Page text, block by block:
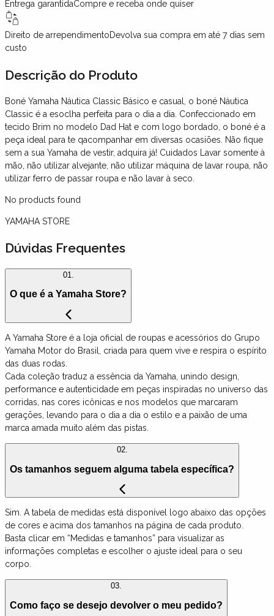
Entrega garantidaCompre e receba onde quiser
Direito de arrependimentoDevolva sua compra em até 7 dias sem
custo
Descrição do Produto
Boné Yamaha Náutica Classic Básico e casual, o boné Náutica
Classic é a esoclha perfeita para o dia a dia. Confeccionado em
tecido Brim no modelo Dad Hat e com logo bordado, o boné é a
peça ideal para te qacompanhar em diversas ocasiões. Não fique
sem a sua Yamaha de vestir, adquira já! Cuidados Lavar somente à
mão, não utilizar alvejante, não utilizar máquina de lavar roupa, não
utilizar ferro de passar roupa e não lavar à seco.
No products found
YAMAHA STORE
Dúvidas Frequentes
01.
O que é a Yamaha Store?
A Yamaha Store é a loja oficial de roupas e acessórios do Grupo
Yamaha Motor do Brasil, criada para quem vive e respira o espírito
das duas rodas.
Cada coleção traduz a essência da Yamaha, unindo design,
performance e autenticidade em peças inspiradas no universo das
corridas, nas cores icônicas e nos modelos que marcaram
gerações, levando para o dia a dia o estilo e a paixão de uma
marca amada muito além das pistas.
02.
Os tamanhos seguem alguma tabela específica?
Sim. A tabela de medidas está disponível logo abaixo das opções
de cores e acima dos tamanhos na página de cada produto.
Basta clicar em “Medidas e tamanhos” para visualizar as
informações completas e escolher o ajuste ideal para o seu
corpo.
03.
Como faço se desejo devolver o meu pedido?